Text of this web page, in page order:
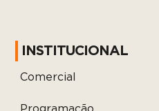
INSTITUCIONAL
Comercial